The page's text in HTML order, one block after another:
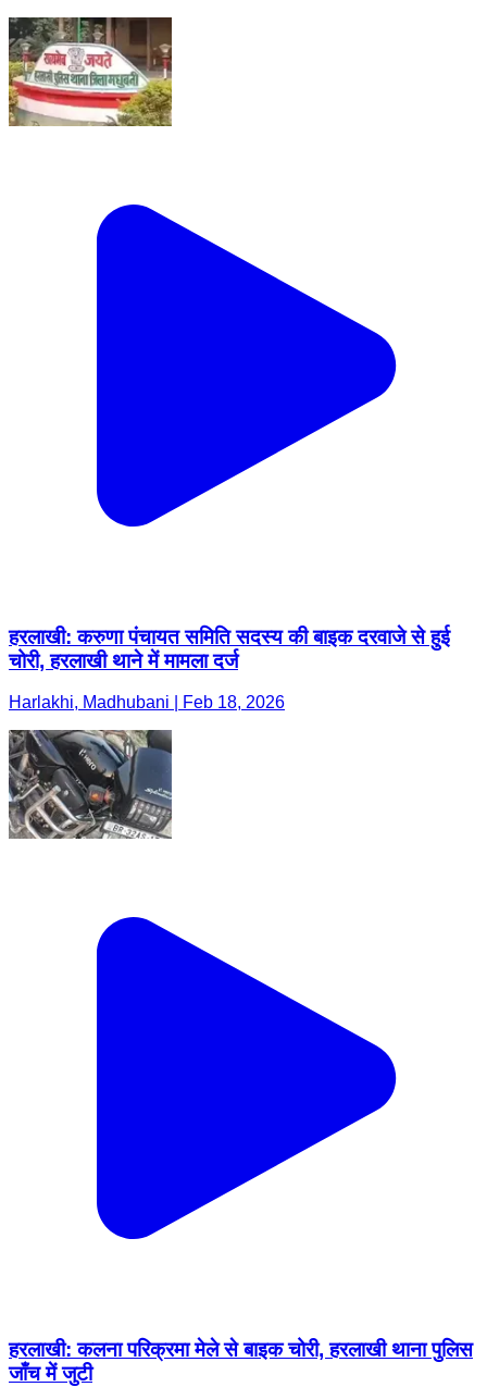
हरलाखी: करुणा पंचायत समिति सदस्य की बाइक दरवाजे से हुई
चोरी, हरलाखी थाने में मामला दर्ज
Harlakhi, Madhubani | Feb 18, 2026
हरलाखी: कलना परिक्रमा मेले से बाइक चोरी, हरलाखी थाना पुलिस
जाँच में जुटी